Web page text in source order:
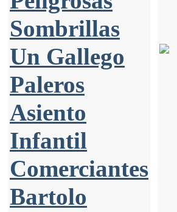
Sombrillas
Un Gallego
Paleros
Asiento
Infantil
Comerciantes
Bartolo